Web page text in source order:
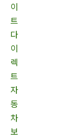
이
트
다
이
렉
트
자
동
차
보